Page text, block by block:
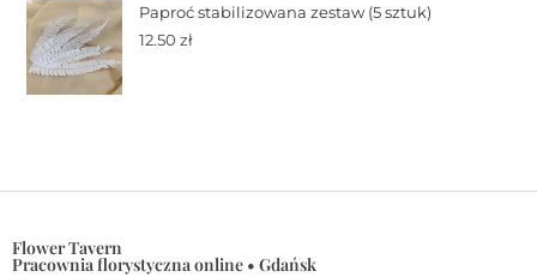
Paproć stabilizowana zestaw (5 sztuk)
12.50zł
Flower Tavern
Pracownia florystyczna online • Gdańsk